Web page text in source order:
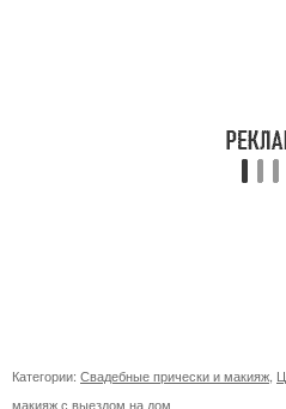
Категории: Свадебные прически и макияж
макияж с выездом на дом